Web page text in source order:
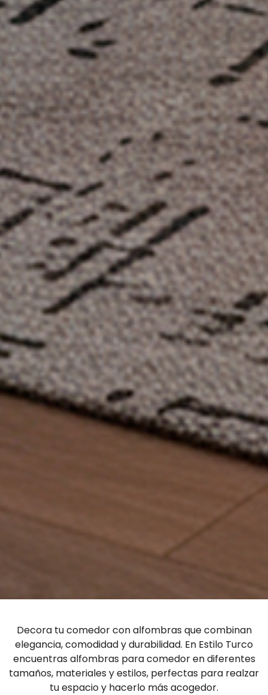
Decora tu comedor con alfombras que combinan
elegancia, comodidad y durabilidad. En Estilo Turco
encuentras alfombras para comedor en diferentes
tamaños, materiales y estilos, perfectas para realzar
tu espacio y hacerlo más acogedor.